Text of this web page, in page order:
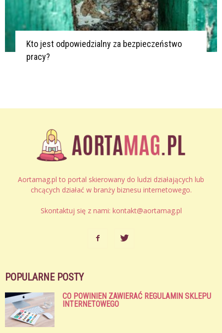
Kto jest odpowiedzialny za bezpieczeństwo
pracy?
Aortamag.pl to portal skierowany do ludzi działających lub
chcących działać w branży biznesu internetowego.
Skontaktuj się z nami: kontakt@aortamag.pl
POPULARNE POSTY
CO POWINIEN ZAWIERAĆ REGULAMIN SKLEPU
INTERNETOWEGO